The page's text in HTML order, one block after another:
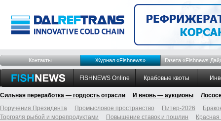
Контакты Журнал «Fishnews» Газета «Fishnews
FISHNEWS Online Крабовые квоты
Сильная переработка — гордость отрасли И вновь — аукционы
Поручения Президента
Промысловое пространство Питер-2026
Торговля рыбой и морепродуктами
Повышение ставок и пошлин